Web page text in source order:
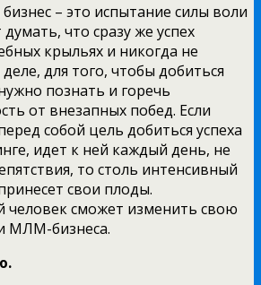
– это испытание силы воли
что сразу же успех
крыльях и никогда не
для того, чтобы добиться
познать и горечь
от внезапных побед. Если
собой цель добиться успеха
идет к ней каждый день, не
то столь интенсивный
свои плоды.
человек сможет изменить свою
МЛМ-бизнеса.